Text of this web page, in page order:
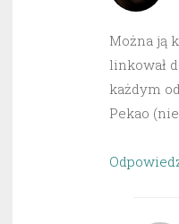
Można ją
linkował
każdym
Pekao